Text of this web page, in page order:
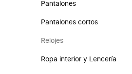
Pantalones
Pantalones cortos
Relojes
Ropa interior y Lencería